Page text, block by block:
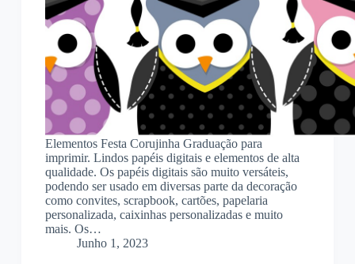
Elementos Festa Corujinha Graduação para
imprimir. Lindos papéis digitais e elementos de alta
qualidade. Os papéis digitais são muito versáteis,
podendo ser usado em diversas parte da decoração
como convites, scrapbook, cartões, papelaria
personalizada, caixinhas personalizadas e muito
mais. Os…
Junho 1, 2023